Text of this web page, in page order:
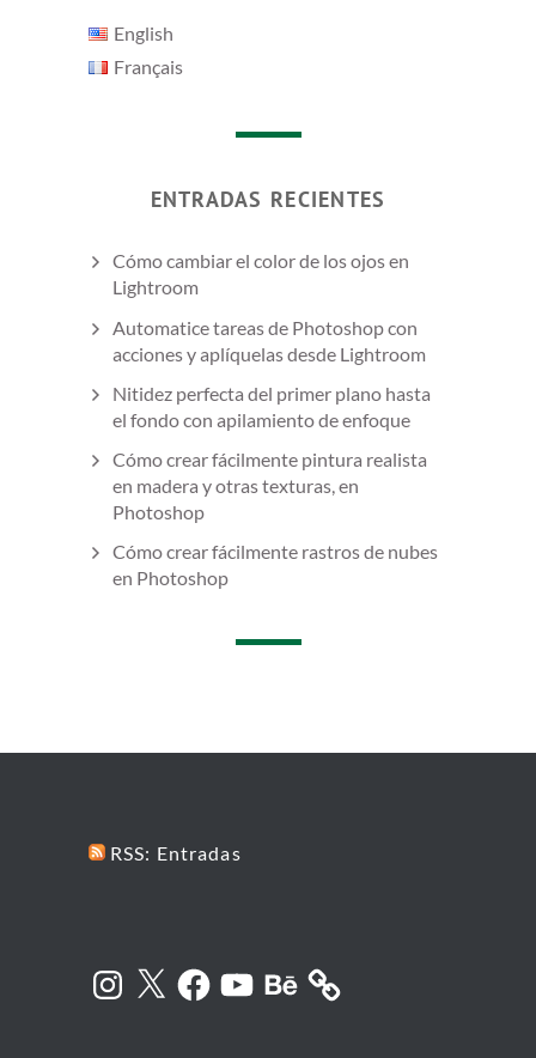
English
Français
ENTRADAS RECIENTES
Cómo cambiar el color de los ojos en
Lightroom
Automatice tareas de Photoshop con
acciones y aplíquelas desde Lightroom
Nitidez perfecta del primer plano hasta
el fondo con apilamiento de enfoque
Cómo crear fácilmente pintura realista
en madera y otras texturas, en
Photoshop
Cómo crear fácilmente rastros de nubes
en Photoshop
RSS: Entradas
Instagram
X Facebook
YouTubeBehance